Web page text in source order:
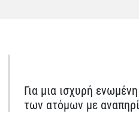
Για μια ισχυρή
των ατόμων με